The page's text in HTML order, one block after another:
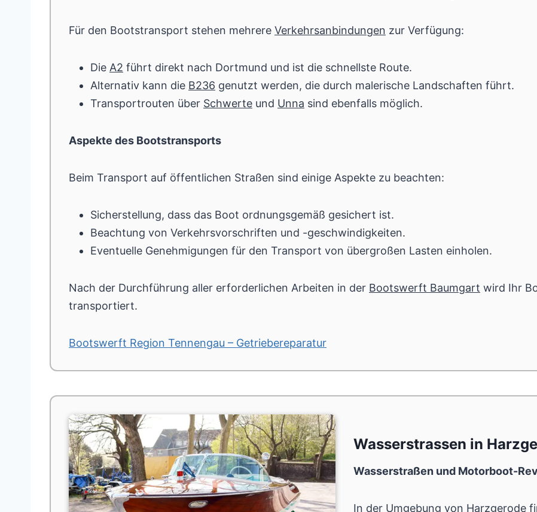
Für den Bootstransport stehen mehrere Verkehrsanbindungen zur Verfügung:
Die A2 führt direkt nach Dortmund und ist die schnellste Route.
Alternativ kann die B236 genutzt werden, die durch malerische Landschaften führt.
Transportrouten über Schwerte und Unna sind ebenfalls möglich.
Aspekte des Bootstransports
Beim Transport auf öffentlichen Straßen sind einige Aspekte zu beachten:
Sicherstellung, dass das Boot ordnungsgemäß gesichert ist.
Beachtung von Verkehrsvorschriften und -geschwindigkeiten.
Eventuelle Genehmigungen für den Transport von übergroßen Lasten einholen.
Nach der Durchführung aller erforderlichen Arbeiten in der Bootswerft Baumgart wird Ihr
transportiert.
Bootswerft Region Tennengau – Getriebereparatur
Wasserstrassen in
Wasserstraßen und Motorboot-
In der Umgebung von Harzgerode